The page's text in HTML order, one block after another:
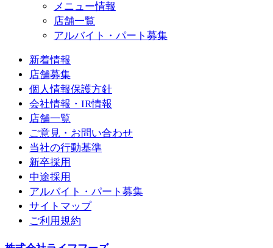
メニュー情報
店舗一覧
アルバイト・パート募集
新着情報
店舗募集
個人情報保護方針
会社情報・IR情報
店舗一覧
ご意見・お問い合わせ
当社の行動基準
新卒採用
中途採用
アルバイト・パート募集
サイトマップ
ご利用規約